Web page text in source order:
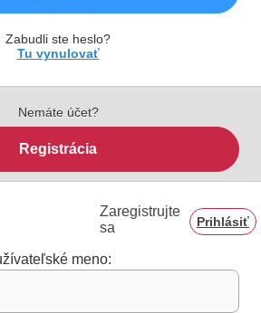
Zabudli ste heslo?
Tu vynulovať
Nemáte účet?
Registrácia
Zaregistrujte
sa
Prihlásiť
meno: